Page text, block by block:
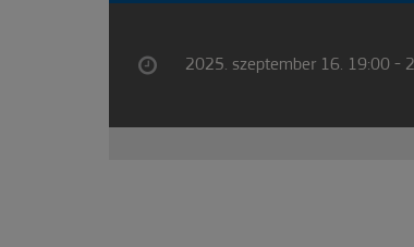
2025. szeptember 16. 19:00 -